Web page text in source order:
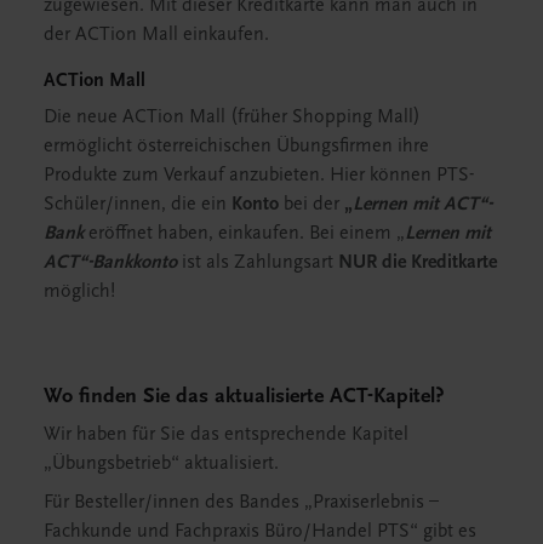
zugewiesen. Mit dieser Kreditkarte kann man auch in
der ACTion Mall einkaufen.
ACTion Mall
Die neue ACTion Mall (früher Shopping Mall)
ermöglicht österreichischen Übungsfirmen ihre
Produkte zum Verkauf anzubieten. Hier können PTS-
Schüler/innen, die ein Konto bei der „Lernen mit ACT“-
Bankeröffnet haben, einkaufen. Bei einem „Lernen mit
ACT“-Bankkonto ist als Zahlungsart NUR die Kreditkarte
möglich!
Wo finden Sie das aktualisierte ACT-Kapitel?
Wir haben für Sie das entsprechende Kapitel
„Übungsbetrieb“ aktualisiert.
Für Besteller/innen des Bandes „Praxiserlebnis –
Fachkunde und Fachpraxis Büro/Handel PTS“ gibt es